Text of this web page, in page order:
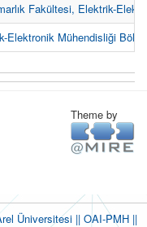
Fakültesi, Elektrik-
Elektronik Mühendisliği
Theme by
Üniversitesi ||OAI-PMH ||